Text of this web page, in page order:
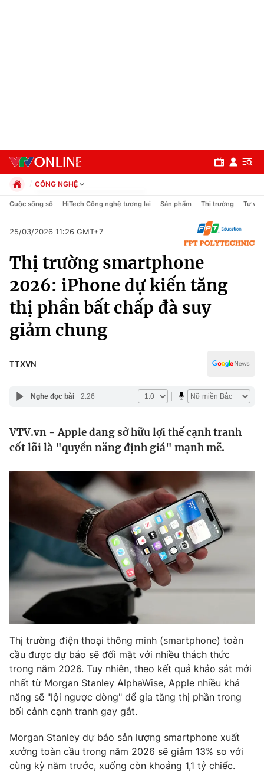
Chính trị
Xã hội
Pháp luật
Y tế
Thế giới
Tin tức
Thế giới đó đây
Câu chuyện quốc tế
Kinh tế
Góc doanh nghiệp
Dữ liệu và đời sống
Truyền hình
Phim VTV
Hậu trường
Nhân vật
Khán giả
Giải sao mai
Điện ảnh
Âm nhạc
Sao
Đời sống
Du lịch
Làm đẹp
Chất lượng cuộc sống
Giáo dục
Tuyển sinh
Học trực tuyến
Công nghệ
Hitech Công nghệ tương lai
Sản phẩm
Thị trường
Tư vấn
Giao lưu trực tuyến
Lịch phát sóng
Chuyên mục khác
CÔNG NGHỆ
Chính trị
Pháp luật
Thể thao
Truyền hình
Văn hóa - Giải trí
Y tế
Đời sống
Công nghệ
Cuộc sống số HiTech Công nghệ tương lai Sản phẩm Thị trường Tư vấn
25/03/2026 11:26 GMT+7
Thị trường smartphone
2026: iPhone dự kiến tăng
thị phần bất chấp đà suy
giảm chung
TTXVN
Nghe đọc bài 2:26
VTV.vn - Apple đang sở hữu lợi thế cạnh tranh
cốt lõi là "quyền năng định giá" mạnh mẽ.
Thị trường điện thoại thông minh (smartphone) toàn
cầu được dự báo sẽ đối mặt với nhiều thách thức
trong năm 2026. Tuy nhiên, theo kết quả khảo sát mới
nhất từ Morgan Stanley AlphaWise, Apple nhiều khả
năng sẽ "lội ngược dòng" để gia tăng thị phần trong
bối cảnh cạnh tranh gay gắt.
Morgan Stanley dự báo sản lượng smartphone xuất
xưởng toàn cầu trong năm 2026 sẽ giảm 13% so với
cùng kỳ năm trước, xuống còn khoảng 1,1 tỷ chiếc.